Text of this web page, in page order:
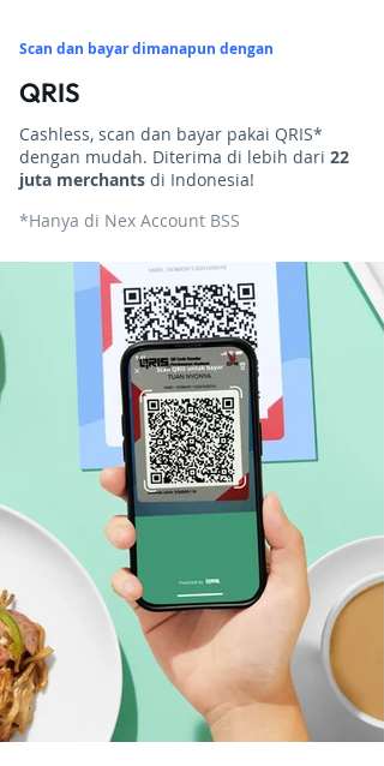
Scan dan bayar dimanapun dengan
QRIS
Cashless, scan dan bayar pakai QRIS*
dengan mudah. Diterima di lebih dari 22
juta merchants di Indonesia!
*Hanya di Nex Account BSS